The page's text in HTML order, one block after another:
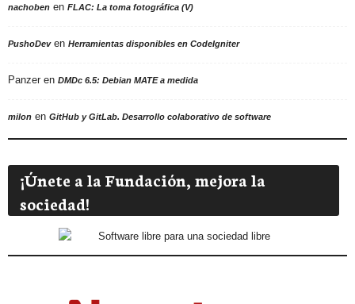
nachoben en FLAC: La toma fotográfica (V)
PushoDeven Herramientas disponibles en CodeIgniter
Panzer en DMDc 6.5: Debian MATE a medida
milon en GitHub y GitLab. Desarrollo colaborativo de software
¡Únete a la Fundación, mejora la
sociedad!